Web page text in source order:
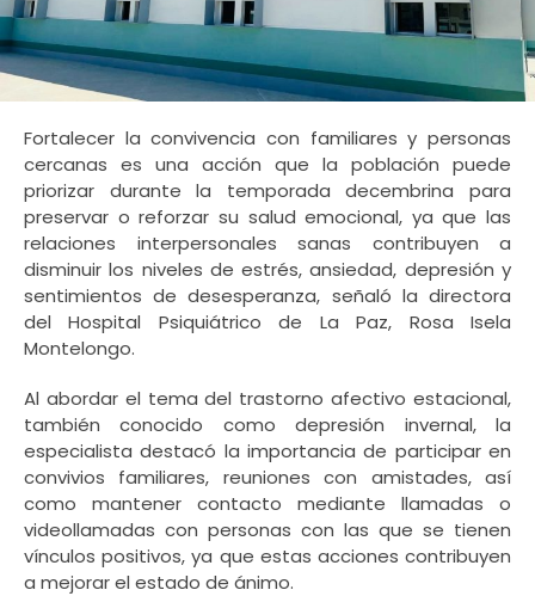
Fortalecer la convivencia con familiares y personas
cercanas es una acción que la población puede
priorizar durante la temporada decembrina para
preservar o reforzar su salud emocional, ya que las
relaciones interpersonales sanas contribuyen a
disminuir los niveles de estrés, ansiedad, depresión y
sentimientos de desesperanza, señaló la directora
del Hospital Psiquiátrico de La Paz, Rosa Isela
Montelongo.
Al abordar el tema del trastorno afectivo estacional,
también conocido como depresión invernal, la
especialista destacó la importancia de participar en
convivios familiares, reuniones con amistades, así
como mantener contacto mediante llamadas o
videollamadas con personas con las que se tienen
vínculos positivos, ya que estas acciones contribuyen
a mejorar el estado de ánimo.